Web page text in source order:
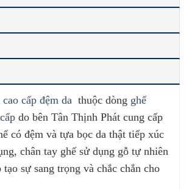
cấp đệm da thuộc dòng ghế
do bên Tân Thịnh Phát cung cấp
có đệm và tựa bọc da thật tiếp xúc
chân tay ghế sử dụng gỗ tự nhiên
tạo sự sang trọng và chắc chắn cho